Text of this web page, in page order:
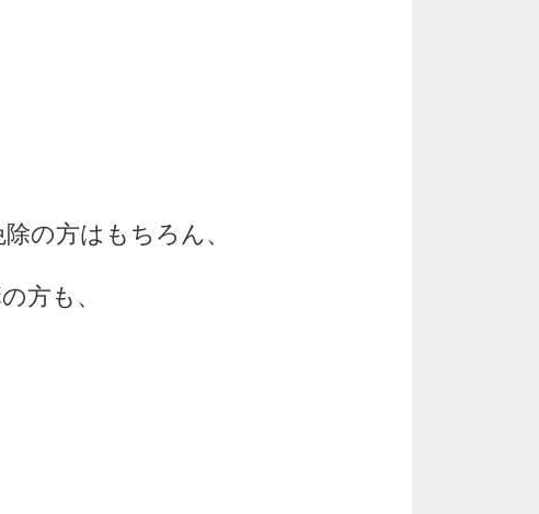
の方はもちろん、
方も、